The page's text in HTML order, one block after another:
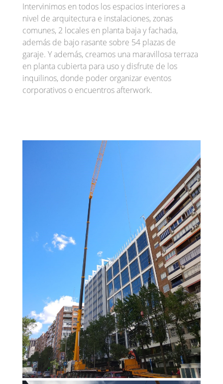
Intervinimos en todos los espacios interiores a
nivel de arquitectura e instalaciones, zonas
comunes, 2 locales en planta baja y fachada,
además de bajo rasante sobre 54 plazas de
garaje. Y además, creamos una maravillosa terraza
en planta cubierta para uso y disfrute de los
inquilinos, donde poder organizar eventos
corporativos o encuentros afterwork.